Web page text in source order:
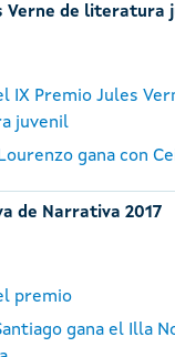
Verne de literatura
IX Premio Jules
juvenil
gana con
de Narrativa 2017
premio
gana el Illa